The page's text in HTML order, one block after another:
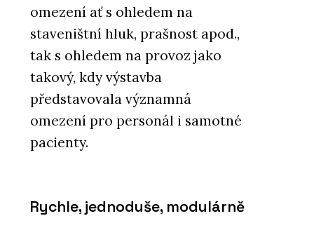
omezení ať s ohledem na
staveništní hluk, prašnost apod.,
tak s ohledem na provoz jako
takový, kdy výstavba
představovala významná
omezení pro personál i samotné
pacienty.
Rychle, jednoduše, modulárně